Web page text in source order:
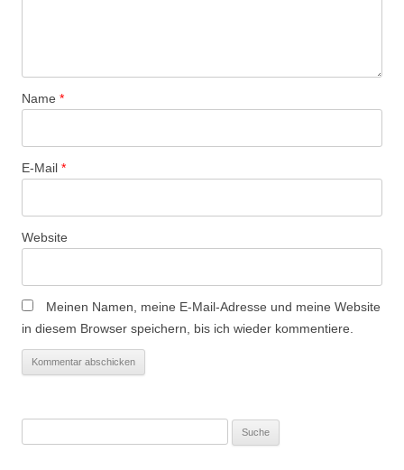
o
Name *
E-Mail *
Website
Meinen Namen, meine E-Mail-Adresse und meine Website
in diesem Browser speichern, bis ich wieder kommentiere.